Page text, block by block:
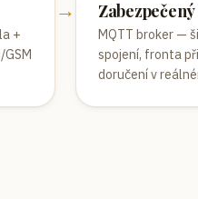
+
→
MQTT broker —
spojení, fronta
doručení v